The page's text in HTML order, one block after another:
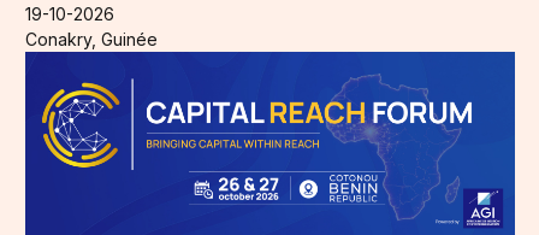
19-10-2026
Conakry, Guinée